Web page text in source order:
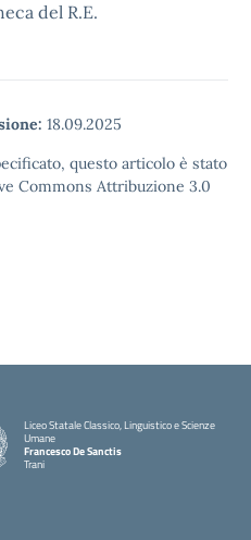
del R.E.
18.09.2025
questo articolo è stato
Commons Attribuzione 3.0
Liceo Statale Classico, Linguistico e Scienze
Umane
Francesco De Sanctis
Trani